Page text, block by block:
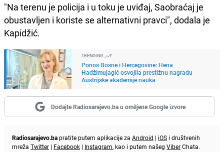
"Na terenu je policija i u toku je uviđaj, Saobraćaj je
obustavljen i koriste se alternativni pravci", dodala je
Kapidžić.
TRENDING
Ponos Bosne i Hercegovine: Hena
Hadžimujagić osvojila prestižnu nagradu
Austrijske akademije nauka
Dodajte Radiosarajevo.ba u omiljene Google izvore
Radiosarajevo.bapratite putem aplikacije za Android | iOS i društvenih
mreža Twitter | Facebook | Instagram, kao i putem našeg ViberChata.